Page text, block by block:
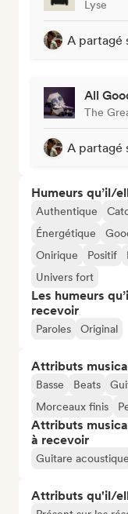
Lyse
A partagé
All
The
A partagé
Humeurs qu’il/
Authentique
Énergétique
Onirique
Positif
Univers fort
Les humeurs
recevoir
Paroles Original
Attributs
Basse Beats
Morceaux finis
Attributs
à recevoir
Guitare acoustique
Attributs qu'il/